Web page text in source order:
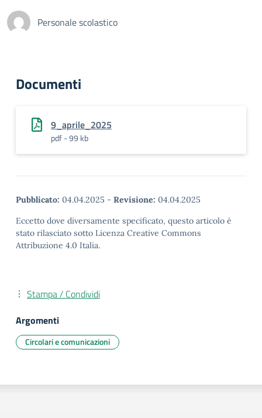
Personale scolastico
Documenti
9_aprile_2025
pdf - 99 kb
Pubblicato: 04.04.2025 - Revisione: 04.04.2025
Eccetto dove diversamente specificato, questo articolo è
stato rilasciato sotto Licenza Creative Commons
Attribuzione 4.0 Italia.
Stampa / Condividi
Argomenti
Circolari e comunicazioni